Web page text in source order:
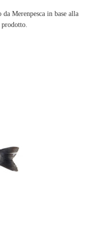
Merenpesca in base alla